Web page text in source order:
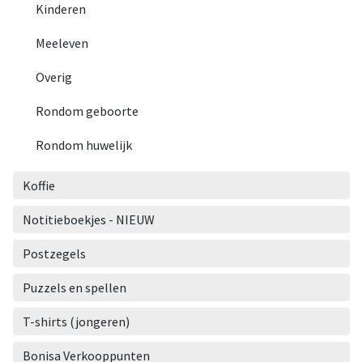
Kinderen
Meeleven
Overig
Rondom geboorte
Rondom huwelijk
Koffie
Notitieboekjes - NIEUW
Postzegels
Puzzels en spellen
T-shirts (jongeren)
Bonisa Verkooppunten